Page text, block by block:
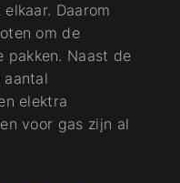
Daarom
om de
pakken. Naast de
elektra
voor gas zijn al